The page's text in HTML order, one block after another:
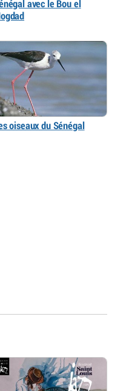
avec le Bou el
oiseaux du Sénégal